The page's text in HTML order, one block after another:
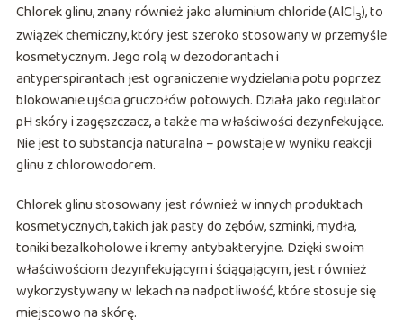
Chlorek glinu, znany również jako aluminium chloride (AlCl3), to
związek chemiczny, który jest szeroko stosowany w przemyśle
kosmetycznym. Jego rolą w dezodorantach i
antyperspirantach jest ograniczenie wydzielania potu poprzez
blokowanie ujścia gruczołów potowych. Działa jako regulator
pH skóry i zagęszczacz, a także ma właściwości dezynfekujące.
Nie jest to substancja naturalna – powstaje w wyniku reakcji
glinu z chlorowodorem.
Chlorek glinu stosowany jest również w innych produktach
kosmetycznych, takich jak pasty do zębów, szminki, mydła,
toniki bezalkoholowe i kremy antybakteryjne. Dzięki swoim
właściwościom dezynfekującym i ściągającym, jest również
wykorzystywany w lekach na nadpotliwość, które stosuje się
miejscowo na skórę.